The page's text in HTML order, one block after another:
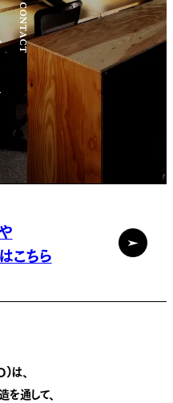
CONTACT
こちら
、
通して、